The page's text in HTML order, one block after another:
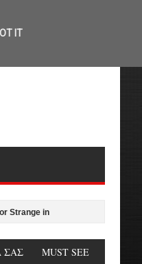
in the Multiverse of Madness
ΣΑΣ MUST SEE
IT